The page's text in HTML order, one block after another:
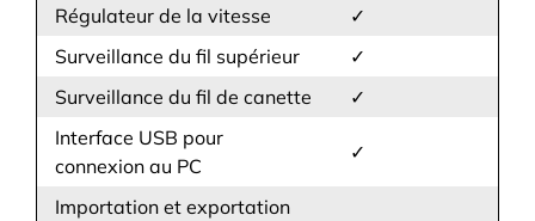
Régulateur de la vitesse
✓
Surveillance du fil supérieur
✓
Surveillance du fil de canette
✓
Interface USB pour
connexion au PC
✓
Importation et exportation